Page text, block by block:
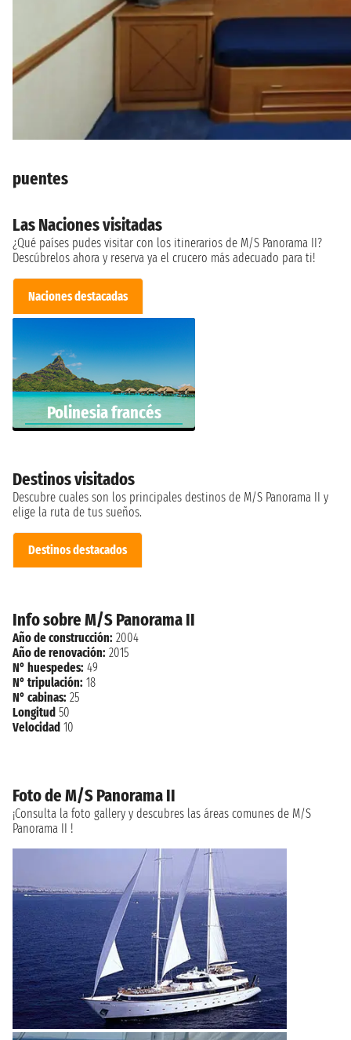
puentes
Las Naciones visitadas
¿Qué países pudes visitar con los itinerarios de M/S Panorama II?
Descúbrelos ahora y reserva ya el crucero más adecuado para ti!
Naciones destacadas
Polinesia francés
Destinos visitados
Descubre cuales son los principales destinos de M/S Panorama II y
elige la ruta de tus sueños.
Destinos destacados
Info sobre M/S Panorama II
Año de construcción: 2004
Año de renovación: 2015
N° huespedes: 49
N° tripulación: 18
N° cabinas: 25
Longitud 50
Velocidad 10
Foto de M/S Panorama II
¡Consulta la foto gallery y descubres las áreas comunes de M/S
Panorama II !